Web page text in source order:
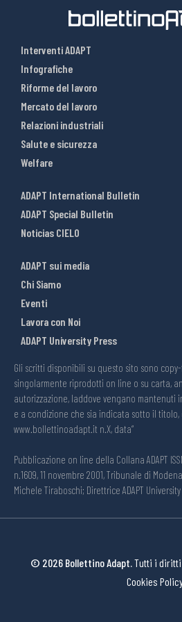
Interventi ADAPT
Infografiche
Riforme del lavoro
Mercato del lavoro
Relazioni industriali
Salute e sicurezza
Welfare
ADAPT International Bulletin
ADAPT Special Bulletin
Noticias CIELO
ADAPT sui media
Chi Siamo
Eventi
Lavora con Noi
ADAPT University Press
Gli scritti disponibili su questo sito sono
singolarmente riprodotti on line o su carta,
autorizzazione, laddove vengano
e a condizione che sia indicata sotto il
www.bollettinoadapt.it n.X, data“
Pubblicazione on line della Collana ADAPT
n.1609, 11 novembre 2001, Tribunale di
Michele Tiraboschi; Direttrice ADAPT
© 2026 Bollettino Adapt.Tutti i
Cookies